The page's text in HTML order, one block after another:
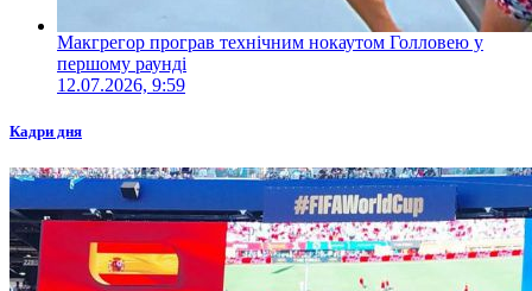
Макгрегор програв технічним нокаутом Голловею у
першому раунді
12.07.2026, 9:59
Кадри дня